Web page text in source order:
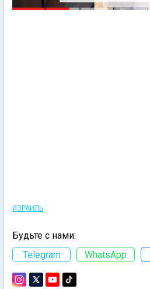
ИЗРАИЛЬ
Будьте с нами:
Telegram
WhatsApp